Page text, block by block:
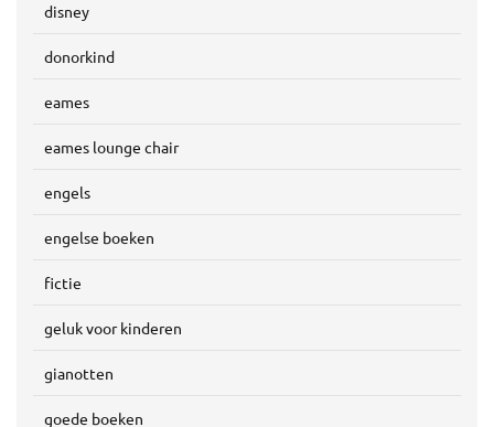
disney
donorkind
eames
eames lounge chair
engels
engelse boeken
fictie
geluk voor kinderen
gianotten
goede boeken